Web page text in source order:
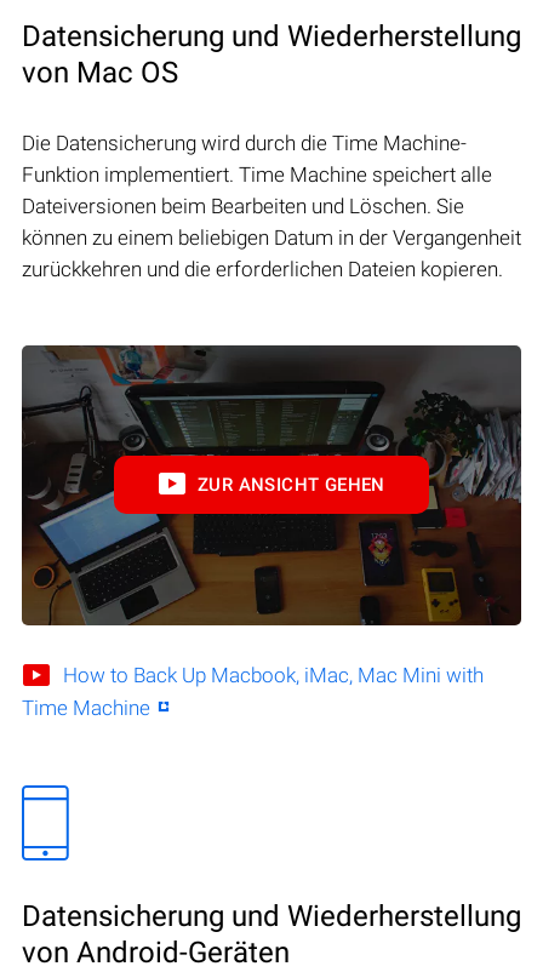
Datensicherung und Wiederherstellung
von Mac OS
Die Datensicherung wird durch die Time Machine-
Funktion implementiert. Time Machine speichert alle
Dateiversionen beim Bearbeiten und Löschen. Sie
können zu einem beliebigen Datum in der Vergangenheit
zurückkehren und die erforderlichen Dateien kopieren.
ZUR ANSICHT GEHEN
How to Back Up Macbook, iMac, Mac Mini with
Time Machine
Datensicherung und Wiederherstellung
von Android-Geräten